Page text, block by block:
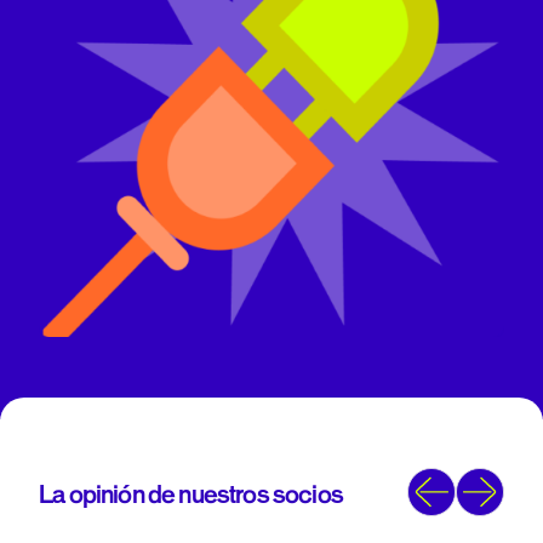
La opinión de nuestros socios